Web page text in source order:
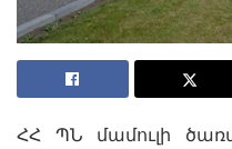
ՀՀ ՊՆ մամուլի